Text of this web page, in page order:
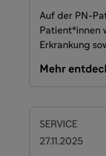
Auf der PN-
Patient*innen
Erkrankung
Mehr
SERVICE
27.11.2025